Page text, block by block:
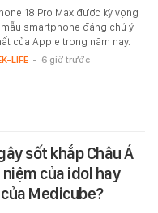
18 Pro Max được kỳ vọng
mẫu smartphone đáng chú ý
của Apple trong năm nay.
LIFE - 6 giờ trước
sốt khắp Châu Á
của idol hay
Medicube?